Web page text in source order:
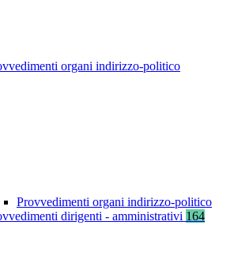
organi indirizzo-politico
Provvedimenti organi indirizzo-politico
dirigenti - amministrativi 164